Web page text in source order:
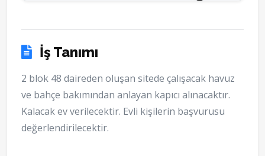
İş Tanımı
2 blok 48 daireden oluşan sitede çalışacak havuz
ve bahçe bakımından anlayan kapıcı alınacaktır.
Kalacak ev verilecektir. Evli kişilerin başvurusu
değerlendirilecektir.